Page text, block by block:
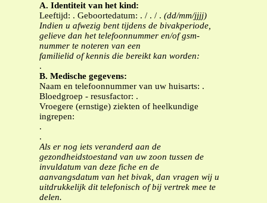
A. Identiteit van het kind:
Leeftijd: . Geboortedatum: . / . / . (dd/mm/jjjj)
Indien u afwezig bent tijdens de bivakperiode,
gelieve dan het telefoonnummer en/of gsm-
nummer te noteren van een
familielid of kennis die bereikt kan worden:
.
B. Medische gegevens:
Naam en telefoonnummer van uw huisarts: .
Bloedgroep - resusfactor: .
Vroegere (ernstige) ziekten of heelkundige
ingrepen:
.
.
Als er nog iets veranderd aan de
gezondheidstoestand van uw zoon tussen de
invuldatum van deze fiche en de
aanvangsdatum van het bivak, dan vragen wij u
uitdrukkelijk dit telefonisch of bij vertrek mee te
delen.